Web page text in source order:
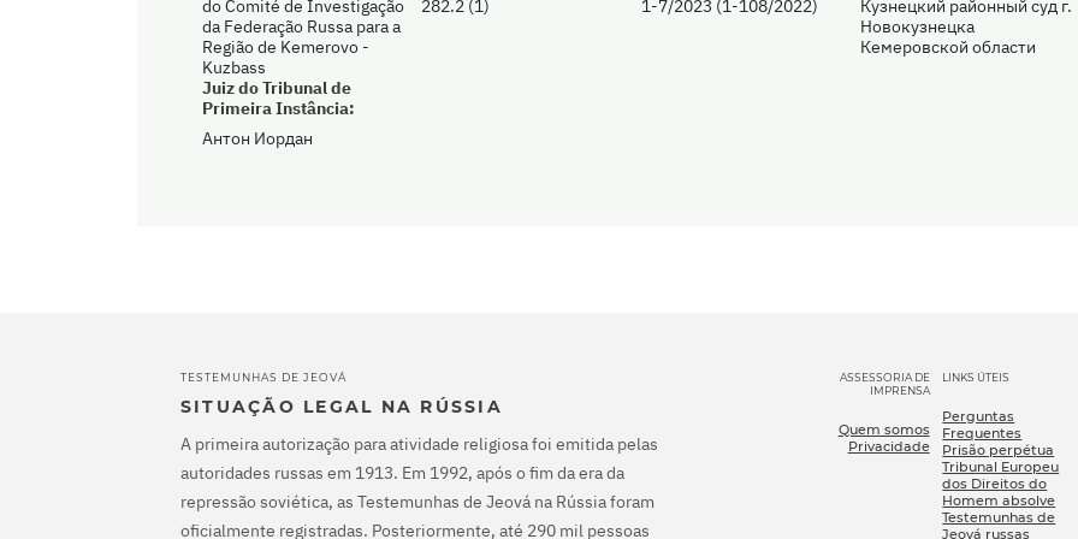
do Comité de Investigação
da Federação Russa para a
Região de Kemerovo -
Kuzbass
282.2 (1)
1-7/2023 (1-108/2022)
Кузнецкий районный суд г.
Новокузнецка
Кемеровской области
Juiz do Tribunal de
Primeira Instância:
Антон Иордан
TESTEMUNHAS DE JEOVÁ
SITUAÇÃO LEGAL NA RÚSSIA
A primeira autorização para atividade religiosa foi emitida pelas
autoridades russas em 1913. Em 1992, após o fim da era da
repressão soviética, as Testemunhas de Jeová na Rússia foram
oficialmente registradas. Posteriormente, até 290 mil pessoas
ASSESSORIA DE
IMPRENSA
Quem somos
Privacidade
LINKS ÚTEIS
Perguntas
Frequentes
Prisão perpétua
Tribunal Europeu
dos Direitos do
Homem absolve
Testemunhas de
Jeová russas